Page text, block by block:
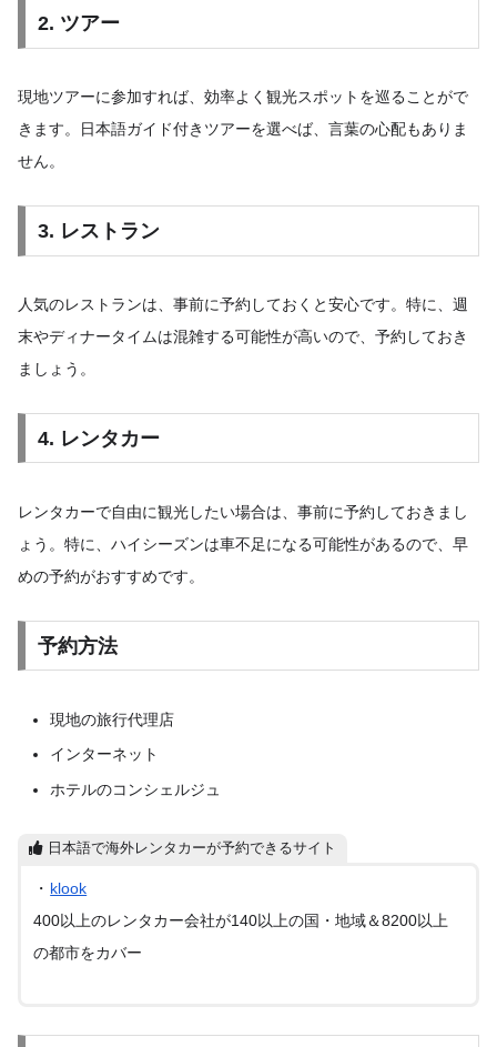
2. ツアー
現地ツアーに参加すれば、効率よく観光スポットを巡ることがで
きます。日本語ガイド付きツアーを選べば、言葉の心配もありま
せん。
3. レストラン
人気のレストランは、事前に予約しておくと安心です。特に、週
末やディナータイムは混雑する可能性が高いので、予約しておき
ましょう。
4. レンタカー
レンタカーで自由に観光したい場合は、事前に予約しておきまし
ょう。特に、ハイシーズンは車不足になる可能性があるので、早
めの予約がおすすめです。
予約方法
現地の旅行代理店
インターネット
ホテルのコンシェルジュ
日本語で海外レンタカーが予約できるサイト
・ klook
400以上のレンタカー会社が140以上の国・地域＆8200以上
の都市をカバー